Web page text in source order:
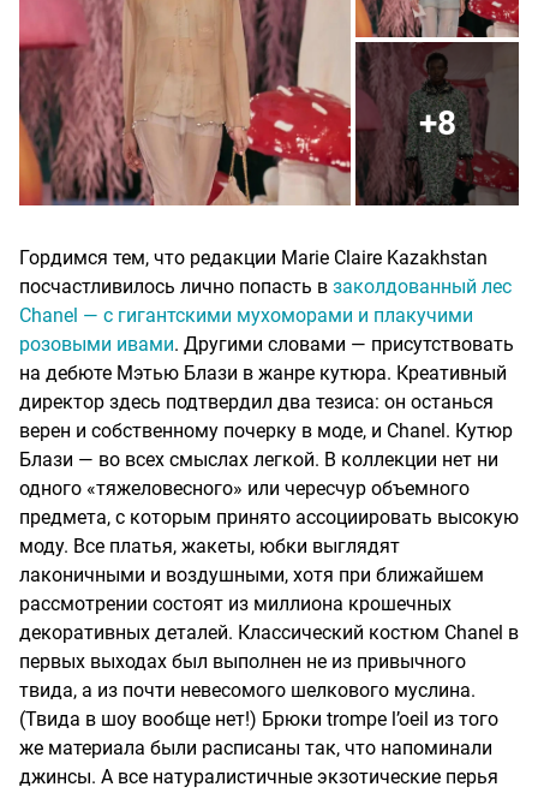
+8
Гордимся тем, что редакции Marie Claire Kazakhstan
посчастливилось лично попасть в заколдованный лес
Chanel — с гигантскими мухоморами и плакучими
розовыми ивами. Другими словами — присутствовать
на дебюте Мэтью Блази в жанре кутюра. Креативный
директор здесь подтвердил два тезиса: он останься
верен и собственному почерку в моде, и Chanel. Кутюр
Блази — во всех смыслах легкой. В коллекции нет ни
одного «тяжеловесного» или чересчур объемного
предмета, с которым принято ассоциировать высокую
моду. Все платья, жакеты, юбки выглядят
лаконичными и воздушными, хотя при ближайшем
рассмотрении состоят из миллиона крошечных
декоративных деталей. Классический костюм Chanel в
первых выходах был выполнен не из привычного
твида, а из почти невесомого шелкового муслина.
(Твида в шоу вообще нет!) Брюки trompe l’oeil из того
же материала были расписаны так, что напоминали
джинсы. А все натуралистичные экзотические перья